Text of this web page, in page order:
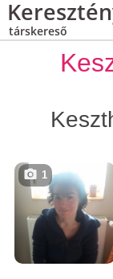
társkereső
1